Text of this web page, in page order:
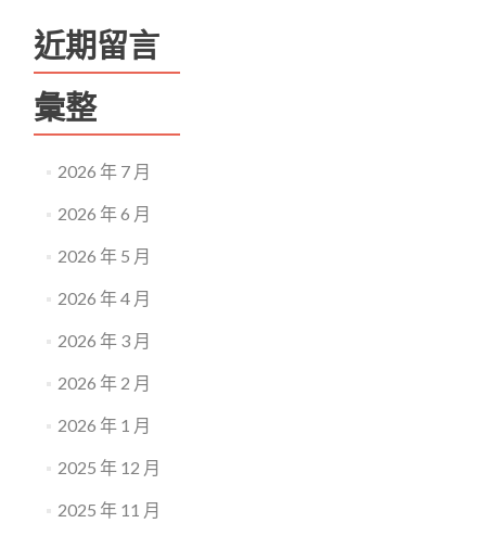
近期留言
彙整
2026 年 7 月
2026 年 6 月
2026 年 5 月
2026 年 4 月
2026 年 3 月
2026 年 2 月
2026 年 1 月
2025 年 12 月
2025 年 11 月